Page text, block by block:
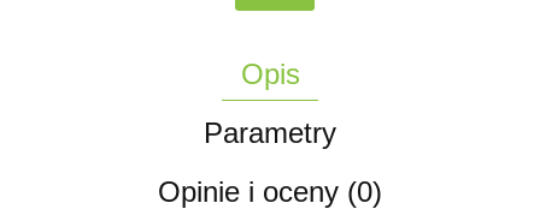
Opis
Parametry
Opinie i oceny (0)